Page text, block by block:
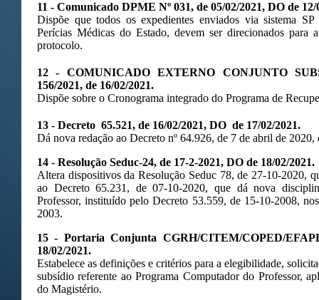
11 - Comunicado DPME Nº 031, de 05/02/2021, DO de 12/
Dispõe que todos os expedientes enviados via sistema
Perícias Médicas do Estado, devem ser direcionados para
protocolo.
12 - COMUNICADO EXTERNO CONJUNTO
156/2021, de 16/02/2021.
Dispõe sobre o Cronograma integrado do Programa de
13 - Decreto 65.521, de 16/02/2021, DO de 17/02/2021.
Dá nova redação ao Decreto nº 64.926, de 7 de abril de 2020,
14 - Resolução Seduc-24, de 17-2-2021, DO de 18/02/2021.
Altera dispositivos da Resolução Seduc 78, de 27-10-2020,
ao Decreto 65.231, de 07-10-2020, que dá nova
Professor, instituído pelo Decreto 53.559, de 15-10-2008,
2003.
15 - Portaria Conjunta CGRH/CITEM/COPED/
18/02/2021.
Estabelece as definições e critérios para a elegibilidade,
subsídio referente ao Programa Computador do Professor,
do Magistério.